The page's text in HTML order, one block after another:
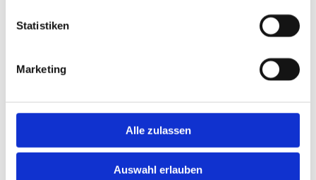
Statistiken
Marketing
Alle zulassen
Auswahl erlauben